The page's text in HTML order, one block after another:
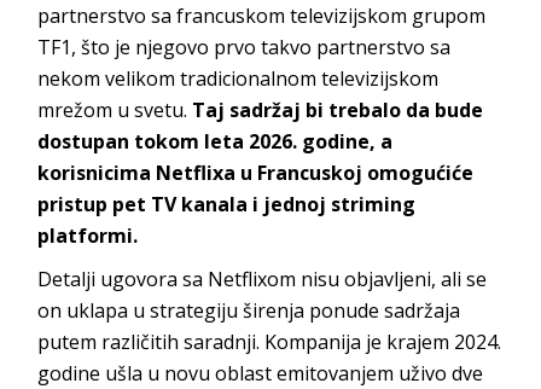
partnerstvo sa francuskom televizijskom grupom
TF1, što je njegovo prvo takvo partnerstvo sa
nekom velikom tradicionalnom televizijskom
mrežom u svetu. Taj sadržaj bi trebalo da bude
dostupan tokom leta 2026. godine, a
korisnicima Netflixa u Francuskoj omogućiće
pristup pet TV kanala i jednoj striming
platformi.
Detalji ugovora sa Netflixom nisu objavljeni, ali se
on uklapa u strategiju širenja ponude sadržaja
putem različitih saradnji. Kompanija je krajem 2024.
godine ušla u novu oblast emitovanjem uživo dve